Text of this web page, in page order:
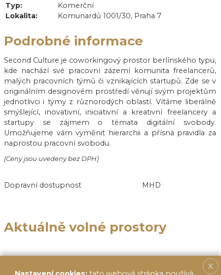
Typ:
Komerční
Lokalita:
Komunardů 1001/30, Praha 7
Podrobné informace
Second Culture je coworkingový prostor berlínského typu,
kde nachází své pracovní zázemí komunita freelancerů,
malých pracovních týmů či vznikajících startupů. Zde se v
originálním designovém prostředí věnují svým projektům
jednotlivci i týmy z různorodých oblastí. Vítáme liberálně
smýšlející, inovativní, iniciativní a kreativní freelancery a
startupy se zájmem o témata digitální svobody.
Umožňujeme vám vyměnit hierarchii a přísná pravidla za
naprostou pracovní svobodu.
(Ceny jsou uvedeny bez DPH)
Dopravní dostupnost MHD
Aktuálně volné prostory
X